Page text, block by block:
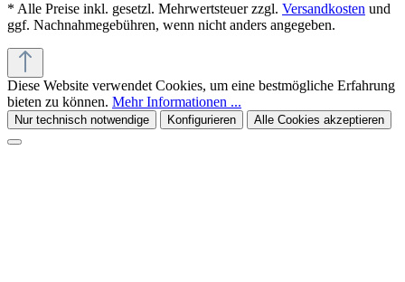
* Alle Preise inkl. gesetzl. Mehrwertsteuer zzgl. Versandkosten und
ggf. Nachnahmegebühren, wenn nicht anders angegeben.
Diese Website verwendet Cookies, um eine bestmögliche Erfahrung
bieten zu können. Mehr Informationen ...
Nur technisch notwendige Konfigurieren Alle Cookies akzeptieren